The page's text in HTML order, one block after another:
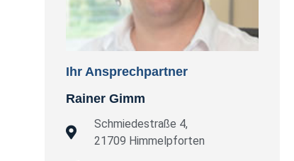
Ihr Ansprechpartner
Rainer Gimm
Schmiedestraße 4,
21709 Himmelpforten